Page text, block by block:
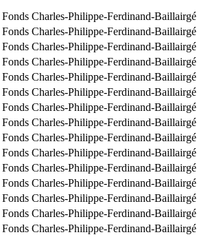
Fonds Charles-Philippe-Ferdinand-Baillairgé
Fonds Charles-Philippe-Ferdinand-Baillairgé
Fonds Charles-Philippe-Ferdinand-Baillairgé
Fonds Charles-Philippe-Ferdinand-Baillairgé
Fonds Charles-Philippe-Ferdinand-Baillairgé
Fonds Charles-Philippe-Ferdinand-Baillairgé
Fonds Charles-Philippe-Ferdinand-Baillairgé
Fonds Charles-Philippe-Ferdinand-Baillairgé
Fonds Charles-Philippe-Ferdinand-Baillairgé
Fonds Charles-Philippe-Ferdinand-Baillairgé
Fonds Charles-Philippe-Ferdinand-Baillairgé
Fonds Charles-Philippe-Ferdinand-Baillairgé
Fonds Charles-Philippe-Ferdinand-Baillairgé
Fonds Charles-Philippe-Ferdinand-Baillairgé
Fonds Charles-Philippe-Ferdinand-Baillairgé